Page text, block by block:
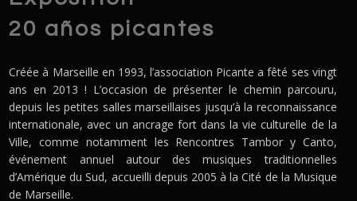
20 años picantes
Créée à Marseille en 1993, l’association Picante a fêté ses vingt
ans en 2013 ! L’occasion de présenter le chemin parcouru,
depuis les petites salles marseillaises jusqu’à la reconnaissance
internationale, avec un ancrage fort dans la vie culturelle de la
Ville, comme notamment les Rencontres Tambor y Canto,
événement annuel autour des musiques traditionnelles
d’Amérique du Sud, accueilli depuis 2005 à la Cité de la Musique
de Marseille.